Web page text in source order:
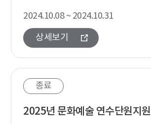
2024.10.08 ~ 2024.10.31
상세보기
종료